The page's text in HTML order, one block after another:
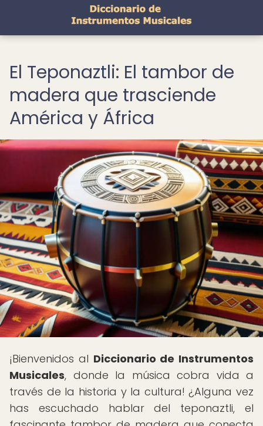
El Teponaztli: El tambor de
madera que trasciende
América y África
¡Bienvenidos al Diccionario de Instrumentos
Musicales, donde la música cobra vida a
través de la historia y la cultura! ¿Alguna vez
has escuchado hablar del teponaztli, el